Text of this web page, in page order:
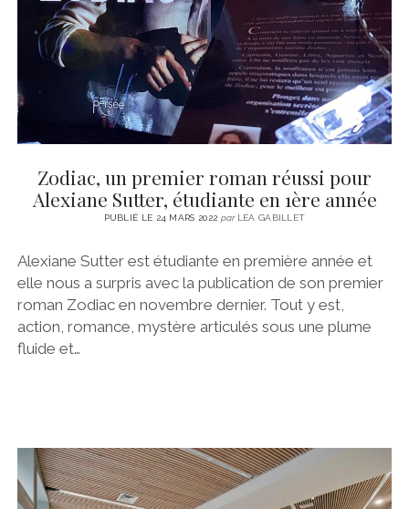
Zodiac, un premier roman réussi pour
Alexiane Sutter, étudiante en 1ère année
PUBLIÉ LE 24 MARS 2022 parLÉA GABILLET
Alexiane Sutter est étudiante en première année et
elle nous a surpris avec la publication de son premier
roman Zodiac en novembre dernier. Tout y est,
action, romance, mystère articulés sous une plume
fluide et…